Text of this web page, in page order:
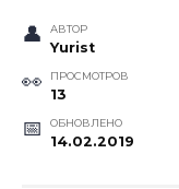
АВТОР
Yurist
ПРОСМОТРОВ
13
ОБНОВЛЕНО
14.02.2019